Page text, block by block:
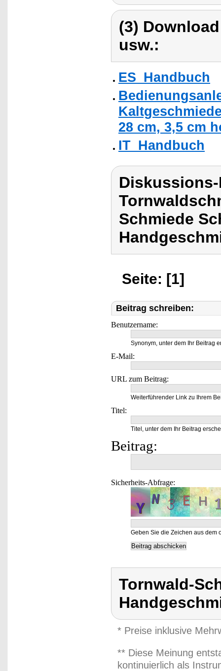
(3)
usw.:
ES_Handbuch
28 cm, 3,5 cm
IT_Handbuch
Schmiede
Seite: [1]
Beitrag schreiben:
Benutzername:
Synonym, unter dem Ihr Beitrag
E-Mail:
URL zum Beitrag:
Weiterführender Link zu Ihrem
Titel:
Titel, unter dem Ihr Beitrag
Beitrag:
Sicherheits-Abfrage:
Geben Sie die Zeichen aus dem
Tornwald-
* Preise inklusive
** Diese Meinung
kontinuierlich als